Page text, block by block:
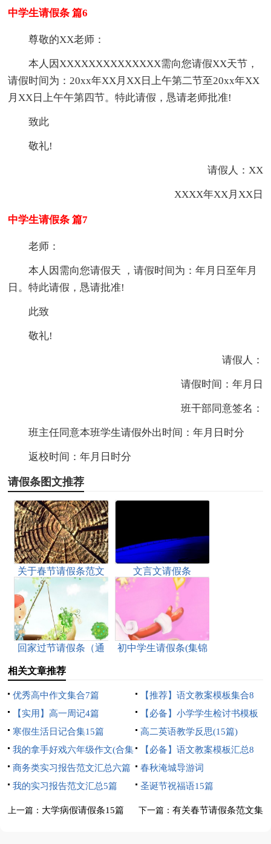
中学生请假条 篇6
尊敬的XX老师：
本人因XXXXXXXXXXXXXX需向您请假XX天节，
请假时间为：20xx年XX月XX日上午第二节至20xx年XX
月XX日上午午第四节。特此请假，恳请老师批准!
致此
敬礼!
请假人：XX
XXXX年XX月XX日
中学生请假条 篇7
老师：
本人因需向您请假天 ，请假时间为：年月日至年月
日。特此请假，恳请批准!
此致
敬礼!
请假人：
请假时间：年月日
班干部同意签名：
班主任同意本班学生请假外出时间：年月日时分
返校时间：年月日时分
请假条图文推荐
关于春节请假条范文
锦集9篇
文言文请假条
回家过节请假条（通
初中学生请假条(集锦
相关文章推荐
优秀高中作文集合7篇
【推荐】语文教案模板集合8
篇
【实用】高一周记4篇
【必备】小学学生检讨书模板
集锦9篇
寒假生活日记合集15篇
高二英语教学反思(15篇)
我的拿手好戏六年级作文(合集
15篇)
【必备】语文教案模板汇总8
篇
商务类实习报告范文汇总六篇
春秋淹城导游词
我的实习报告范文汇总5篇
圣诞节祝福语15篇
上一篇： 大学病假请假条15篇 下一篇： 有关春节请假条范文集